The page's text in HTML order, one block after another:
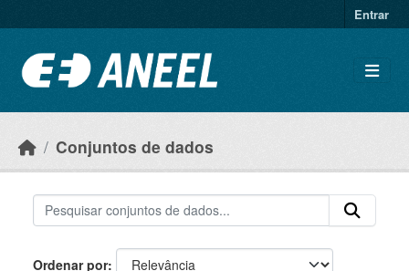
Entrar
Conjuntos de dados
Ordenar por